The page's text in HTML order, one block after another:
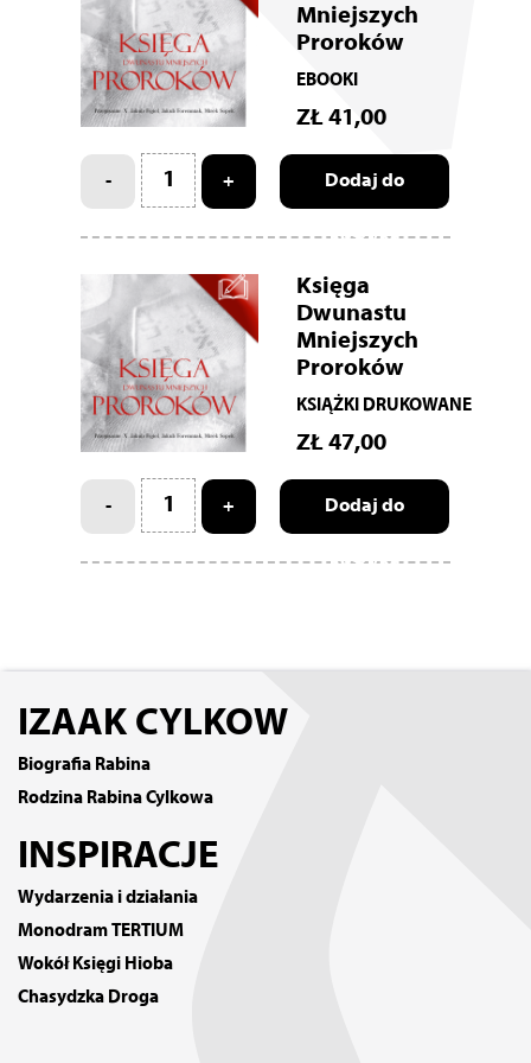
Mniejszych
Proroków
EBOOKI
ZŁ 41,00
- + Dodaj do
koszyka
Księga
Dwunastu
Mniejszych
Proroków
KSIĄŻKI DRUKOWANE
ZŁ 47,00
- + Dodaj do
koszyka
IZAAK CYLKOW
Biografia Rabina
Rodzina Rabina Cylkowa
INSPIRACJE
Wydarzenia i działania
Monodram TERTIUM
Wokół Księgi Hioba
Chasydzka Droga